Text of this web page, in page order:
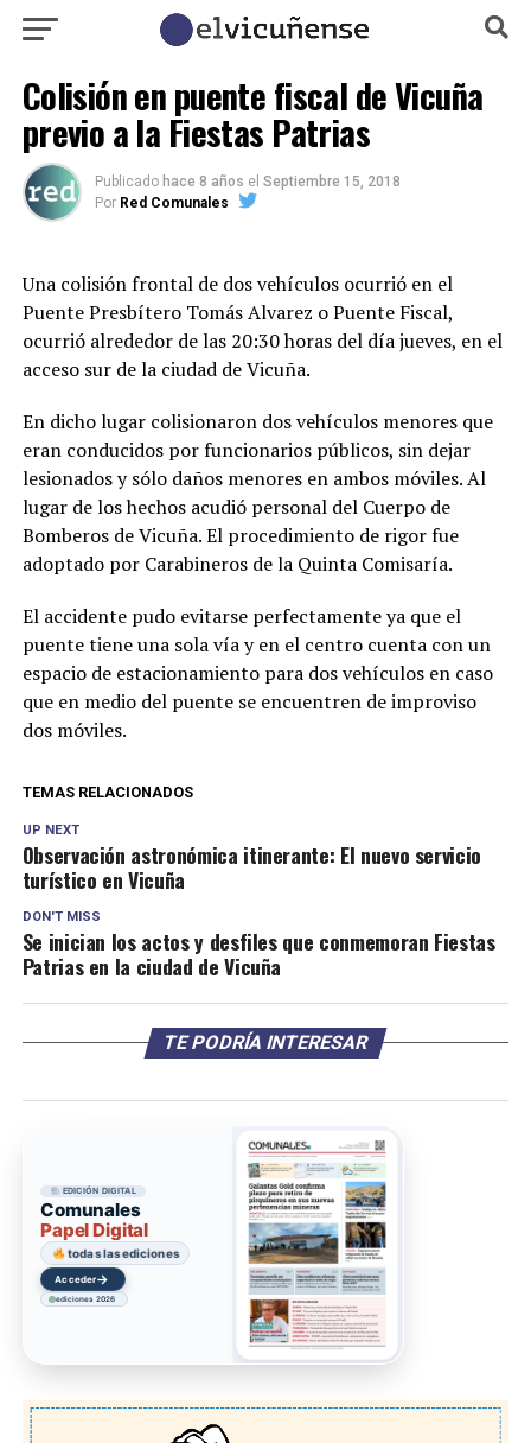
Colisión en puente fiscal de Vicuña
previo a la Fiestas Patrias
Publicado hace 8 años el Septiembre 15, 2018
Por Red Comunales
Una colisión frontal de dos vehículos ocurrió en el
Puente Presbítero Tomás Alvarez o Puente Fiscal,
ocurrió alrededor de las 20:30 horas del día jueves, en el
acceso sur de la ciudad de Vicuña.
En dicho lugar colisionaron dos vehículos menores que
eran conducidos por funcionarios públicos, sin dejar
lesionados y sólo daños menores en ambos móviles. Al
lugar de los hechos acudió personal del Cuerpo de
Bomberos de Vicuña. El procedimiento de rigor fue
adoptado por Carabineros de la Quinta Comisaría.
El accidente pudo evitarse perfectamente ya que el
puente tiene una sola vía y en el centro cuenta con un
espacio de estacionamiento para dos vehículos en caso
que en medio del puente se encuentren de improviso
dos móviles.
TEMAS RELACIONADOS
UP NEXT
Observación astronómica itinerante: El nuevo servicio
turístico en Vicuña
DON'T MISS
Se inician los actos y desfiles que conmemoran Fiestas
Patrias en la ciudad de Vicuña
TE PODRÍA INTERESAR
EDICIÓN DIGITAL
Comunales
Papel Digital
todas las ediciones
Acceder→
ediciones 2026